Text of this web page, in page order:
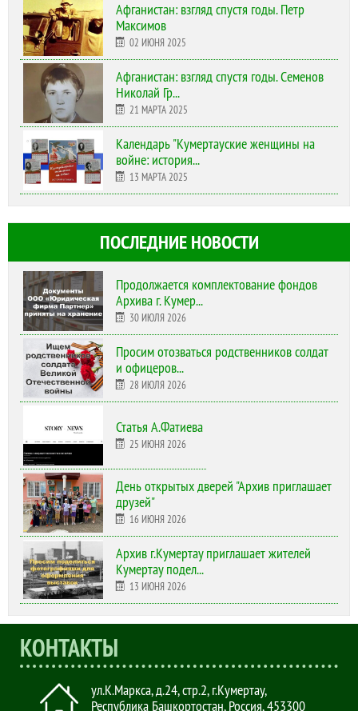
Афганистан: взгляд спустя годы. Петр
Максимов
02 ИЮНЯ 2025
Афганистан: взгляд спустя годы. Семенов
Николай Гр...
21 МАРТА 2025
Календарь "Кумертауские женщины на
войне: история...
13 МАРТА 2025
ПОСЛЕДНИЕ НОВОСТИ
Продолжается комплектование фондов
Архива г. Кумер...
30 ИЮЛЯ 2026
Просим отозваться родственников солдат
и офицеров...
28 ИЮЛЯ 2026
Статья А.Фатиева
25 ИЮНЯ 2026
День открытых дверей "Архив приглашает
друзей"
16 ИЮНЯ 2026
Архив г.Кумертау приглашает жителей
Кумертау подел...
13 ИЮНЯ 2026
КОНТАКТЫ
ул.К.Маркса, д.24, стр.2,г.Кумертау,
Республика Башкортостан, Россия,453300